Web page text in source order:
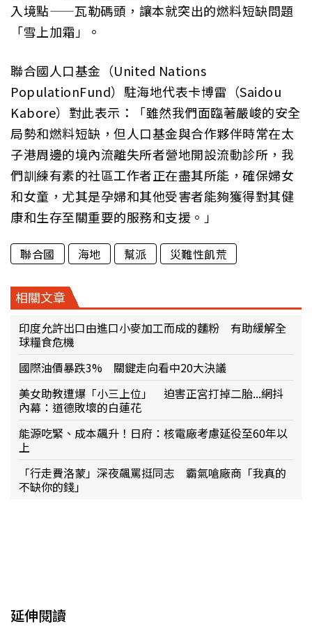
入境點——瓦勒碼頭，讓本就突出的燃料短缺問題
「雪上加霜」。
聯合國人口基金（United Nations
PopulationFund）駐海地代表卡博雷（Saidou
Kabore）對此表示：「雖然我們面臨著嚴峻的安全
局勢和燃料短缺，但人口基金與合作夥伴時常在太
子港周邊的境內流離失所者營地開設流動診所，我
們訓練有素的社區工作者正在盡其所能，確保婦女
和女童，尤其是孕婦和其他受害者能夠獲得對其健
康和生存至關重要的服務和支援。」
聯合國 海地 幫派 災難性飢荒
相關文章
印度允許出口由進口小麥加工而成的麵粉 有助緩解全
球糧食危機
國際油價暴跌3% 關鍵走向看中20大決議
美女助教遭爆「小三上位」 迫害正宮打掉二胎...網抖
內幕：道德敗壞的白蓮花
能源吃緊、成本飆升！日府：核電廠考慮延役至60年以
上
「行走費洛蒙」深夜飆罵挺同志 霸氣嗆廠商「我真的
不缺你的錢」
延伸閱讀